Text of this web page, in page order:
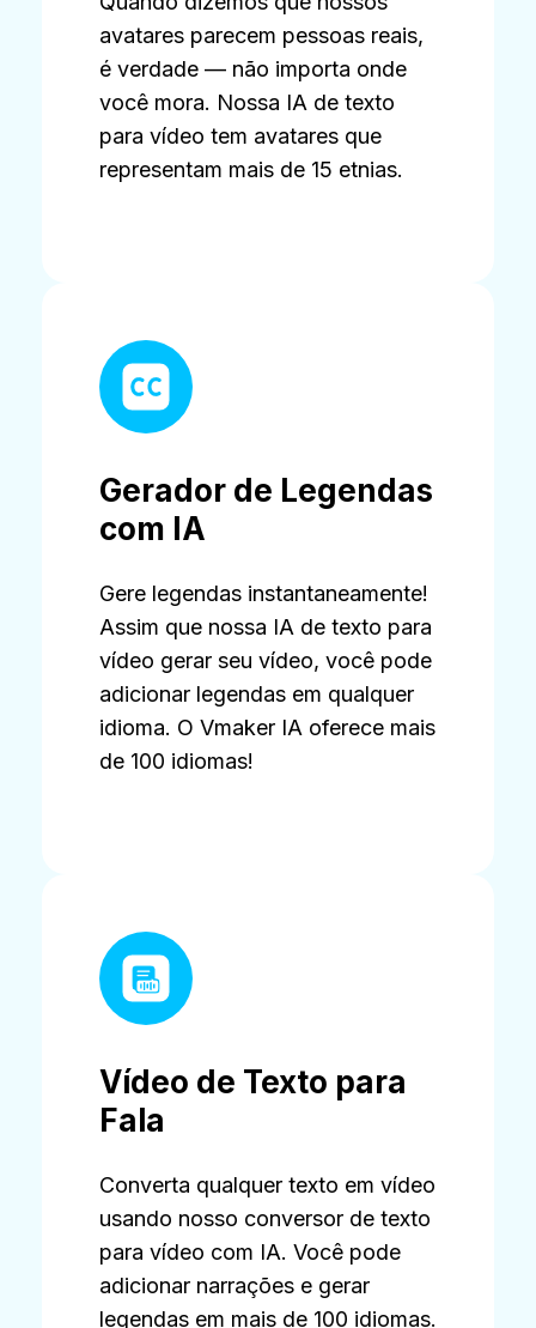
avatares parecem pessoas reais,
é verdade — não importa onde
você mora. Nossa IA de texto
para vídeo tem avatares que
representam mais de 15 etnias.
Gerador de Legendas
com IA
Gere legendas instantaneamente!
Assim que nossa IA de texto para
vídeo gerar seu vídeo, você pode
adicionar legendas em qualquer
idioma. O Vmaker IA oferece mais
de 100 idiomas!
Vídeo de Texto para
Fala
Converta qualquer texto em vídeo
usando nosso conversor de texto
para vídeo com IA. Você pode
adicionar narrações e gerar
legendas em mais de 100 idiomas.